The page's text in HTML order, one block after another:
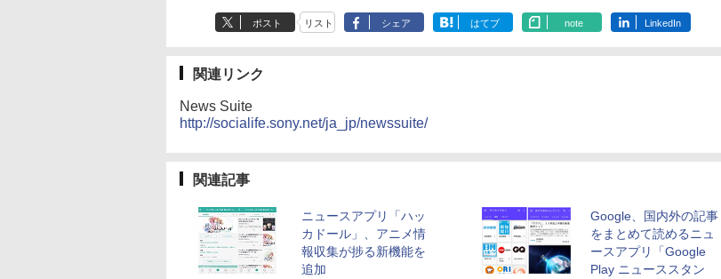
ポスト リスト シェア はてブ note LinkedIn
関連リンク
News Suite
http://socialife.sony.net/ja_jp/newssuite/
関連記事
ニュースアプリ「ハッ
カドール」、アニメ情
報収集が捗る新機能を
追加
Google、国内外の記事
をまとめて読めるニュ
ースアプリ「Google
Play ニューススタン